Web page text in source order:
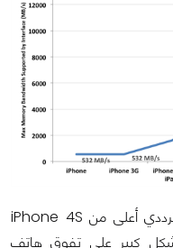
هاتف iPhone 5 يأتي بعرض نطاق ترددي أعلى من iPhone 4S
بشكل كبير على تفوق هاتف